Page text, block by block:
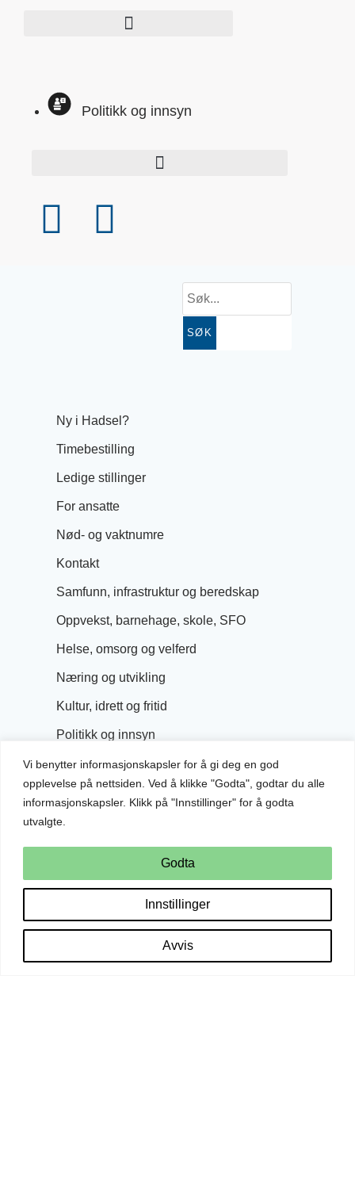
Vi benytter informasjonskapsler for å gi deg en god
opplevelse på nettsiden. Ved å klikke "Godta", godtar du alle
informasjonskapsler. Klikk på "Innstillinger" for å godta
utvalgte.
Innstillinger
Avvis
Godta
Politikk og innsyn
SØK
Ny i Hadsel?
Timebestilling
Ledige stillinger
For ansatte
Nød- og vaktnumre
Kontakt
Samfunn, infrastruktur og beredskap
Oppvekst, barnehage, skole, SFO
Helse, omsorg og velferd
Næring og utvikling
Kultur, idrett og fritid
Politikk og innsyn